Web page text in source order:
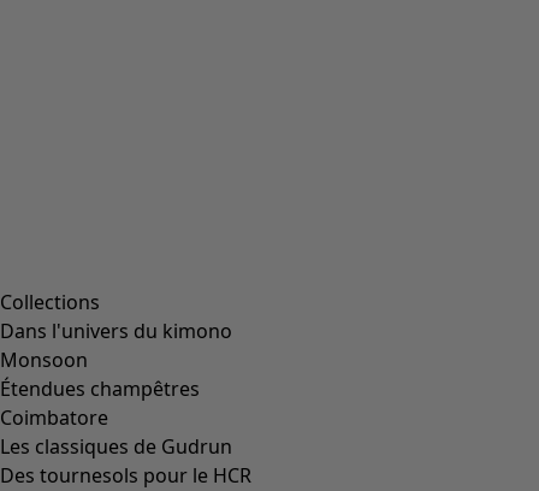
Collections
Dans l'univers du kimono
Monsoon
Étendues champêtres
Coimbatore
Les classiques de Gudrun
Des tournesols pour le HCR